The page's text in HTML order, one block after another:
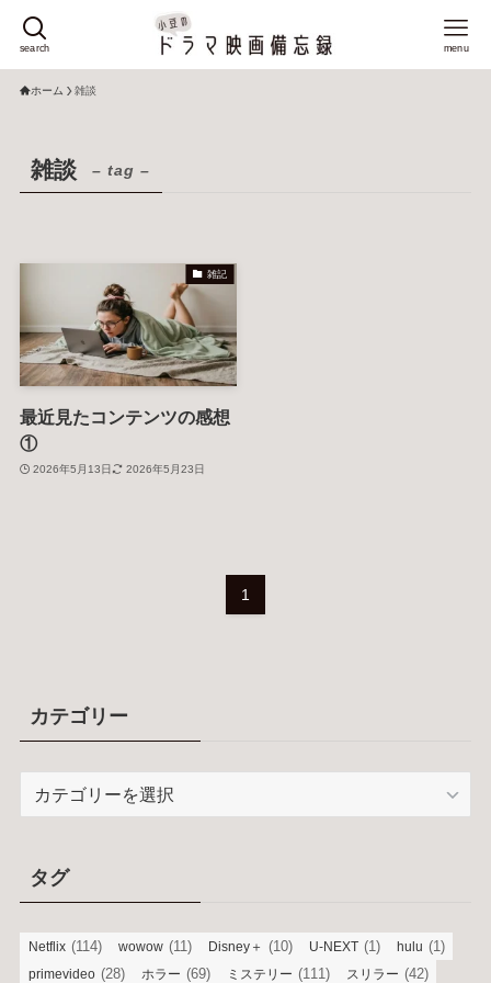
search menu
ホーム 雑談
雑談 – tag –
雑記
最近見たコンテンツの感想
①
2026年5月13日 2026年5月23日
1
カテゴリー
ー
タグ
Netflix (114) wowow (11) Disney＋ (10) U-NEXT (1) hulu (1)
primevideo (28) ホラー (69) ミステリー (111) スリラー (42)